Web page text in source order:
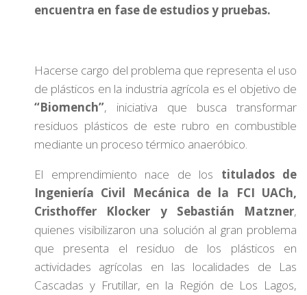
encuentra en fase de estudios y pruebas.
Hacerse cargo del problema que representa el uso
de plásticos en la industria agrícola es el objetivo de
“Biomench”, iniciativa que busca transformar
residuos plásticos de este rubro en combustible
mediante un proceso térmico anaeróbico.
El emprendimiento nace de los titulados de
Ingeniería Civil Mecánica de la FCI UACh,
Cristhoffer Klocker y Sebastián Matzner,
quienes visibilizaron una solución al gran problema
que presenta el residuo de los plásticos en
actividades agrícolas en las localidades de Las
Cascadas y Frutillar, en la Región de Los Lagos,